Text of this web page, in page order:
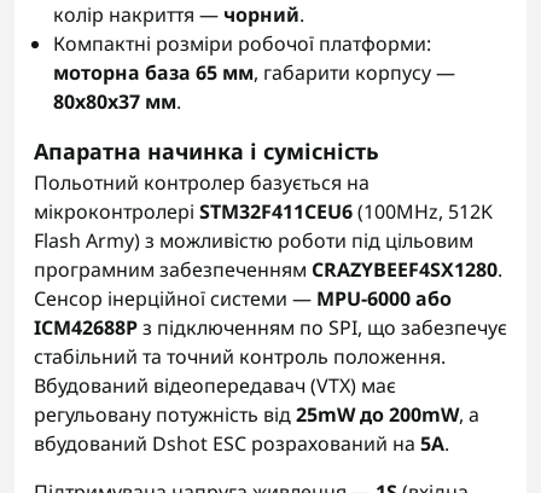
колір накриття — чорний.
Компактні розміри робочої платформи:
моторна база 65 мм, габарити корпусу —
80x80x37 мм.
Апаратна начинка і сумісність
Польотний контролер базується на
мікроконтролері STM32F411CEU6(100MHz, 512K
Flash Army) з можливістю роботи під цільовим
програмним забезпеченням CRAZYBEEF4SX1280.
Сенсор інерційної системи — MPU-6000 або
ICM42688Pз підключенням по SPI, що забезпечує
стабільний та точний контроль положення.
Вбудований відеопередавач (VTX) має
регульовану потужність від25mW до 200mW, а
вбудований Dshot ESC розрахований на 5A.